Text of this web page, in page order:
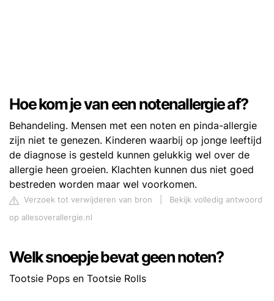
Hoe kom je van een notenallergie af?
Behandeling. Mensen met een noten en pinda-allergie
zijn niet te genezen. Kinderen waarbij op jonge leeftijd
de diagnose is gesteld kunnen gelukkig wel over de
allergie heen groeien. Klachten kunnen dus niet goed
bestreden worden maar wel voorkomen.
Verzoek tot verwijderen van bron
Bekijk volledig antwoord
op allesoverallergie.nl
Welk snoepje bevat geen noten?
Tootsie Pops en Tootsie Rolls